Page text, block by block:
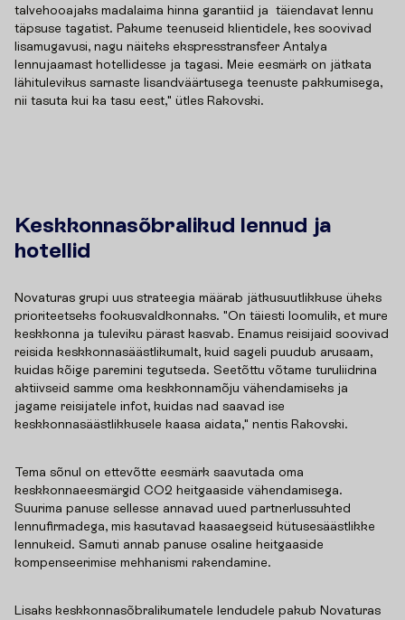
talvehooajaks madalaima hinna garantiid ja täiendavat lennu
täpsuse tagatist. Pakume teenuseid klientidele, kes soovivad
lisamugavusi, nagu näiteks ekspresstransfeer Antalya
lennujaamast hotellidesse ja tagasi. Meie eesmärk on jätkata
lähitulevikus sarnaste lisandväärtusega teenuste pakkumisega,
nii tasuta kui ka tasu eest," ütles Rakovski.
Keskkonnasõbralikud lennud ja
hotellid
Novaturas grupi uus strateegia määrab jätkusuutlikkuse üheks
prioriteetseks fookusvaldkonnaks. "On täiesti loomulik, et mure
keskkonna ja tuleviku pärast kasvab. Enamus reisijaid soovivad
reisida keskkonnasäästlikumalt, kuid sageli puudub arusaam,
kuidas kõige paremini tegutseda. Seetõttu võtame turuliidrina
aktiivseid samme oma keskkonnamõju vähendamiseks ja
jagame reisijatele infot, kuidas nad saavad ise
keskkonnasäästlikkusele kaasa aidata," nentis Rakovski.
Tema sõnul on ettevõtte eesmärk saavutada oma
keskkonnaeesmärgid CO2 heitgaaside vähendamisega.
Suurima panuse sellesse annavad uued partnerlussuhted
lennufirmadega, mis kasutavad kaasaegseid kütusesäästlikke
lennukeid. Samuti annab panuse osaline heitgaaside
kompenseerimise mehhanismi rakendamine.
Lisaks keskkonnasõbralikumatele lendudele pakub Novaturas